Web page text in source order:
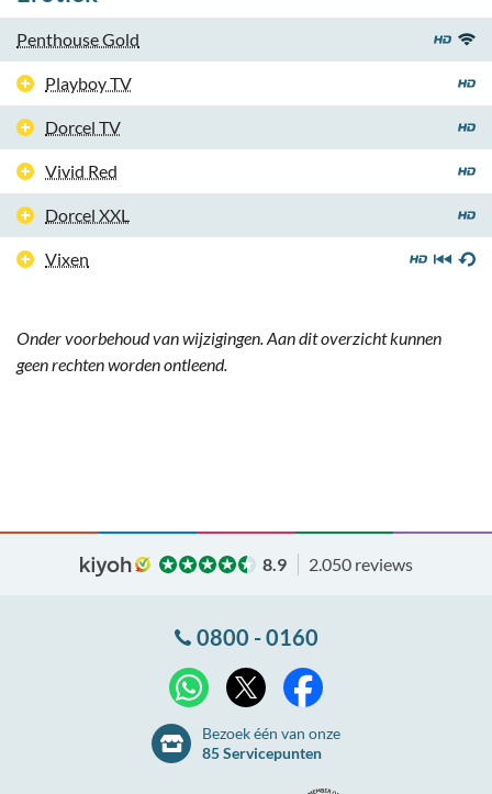
Penthouse Gold
Playboy TV
Dorcel TV
Vivid Red
Dorcel XXL
Vixen
Onder voorbehoud van wijzigingen. Aan dit overzicht kunnen
geen rechten worden ontleend.
8.9 2.050 reviews
0800 - 0160
WhatsApp
Bezoek één van onze
85 Servicepunten